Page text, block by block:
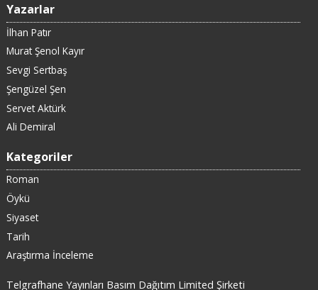
Yazarlar
İlhan Patır
Murat Şenol Kayır
Sevgi Sertbaş
Şengüzel Şen
Servet Aktürk
Ali Demiral
Kategoriler
Roman
Öykü
Siyaset
Tarih
Araştırma İnceleme
Telgrafhane Yayınları Basım Dağıtım Limited Şirketi